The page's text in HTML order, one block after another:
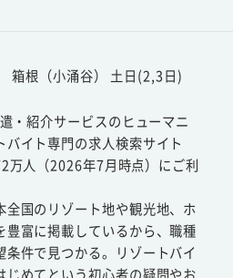
箱根（小涌谷） 土日(2,3日)
・紹介サービスのヒューマニ
バイト専門の求人検索サイト
万人（2026年7月時点）にご利
国のリゾート地や観光地、ホ
豊富に掲載しているから、職種
件で見つかる。リゾートバイ
じめてという初心者の疑問やお